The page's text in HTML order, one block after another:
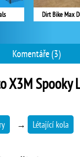
Dirt Bike Max
Komentáře (3)
X3M Spooky
→ Létající kola